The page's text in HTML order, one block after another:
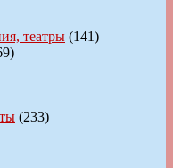
театры (141)
(233)